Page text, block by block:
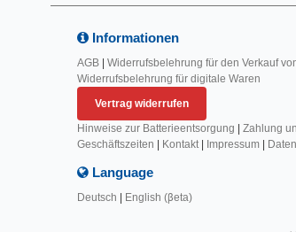
Informationen
AGB Widerrufsbelehrung für den Verkauf
Widerrufsbelehrung für digitale Waren
Vertrag widerrufen
Hinweise zur Batterieentsorgung
Zahlung
Geschäftszeiten
Kontakt| Impressum
Language
Deutsch English (βeta)